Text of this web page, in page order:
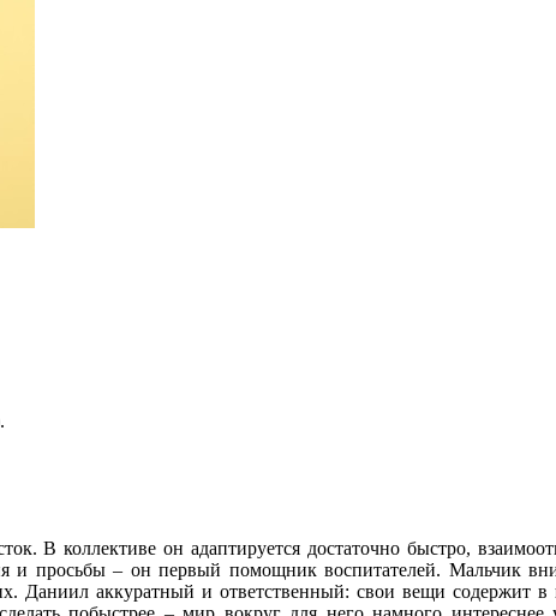
В коллективе он адаптируется достаточно быстро,
и просьбы – он первый помощник воспитателей. Мальчик
Даниил аккуратный и ответственный: свои вещи содержит